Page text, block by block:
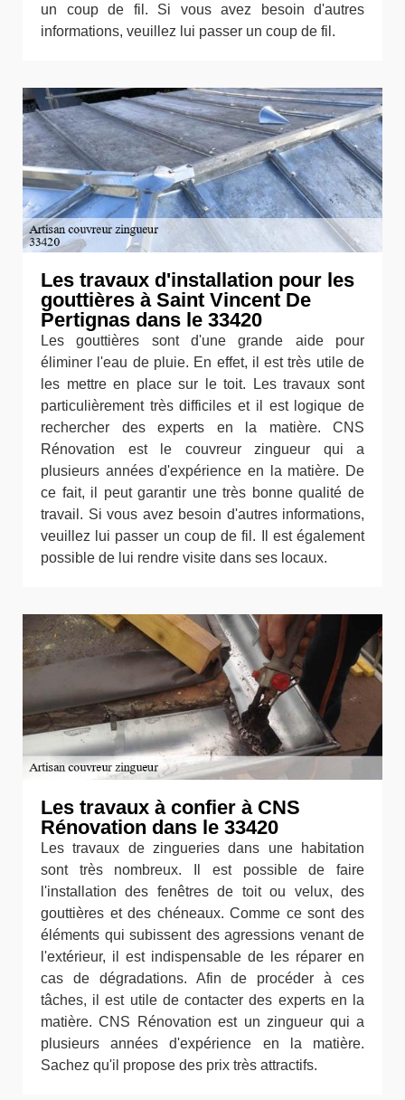
un coup de fil. Si vous avez besoin d'autres
informations, veuillez lui passer un coup de fil.
Les travaux d'installation pour les
gouttières à Saint Vincent De
Pertignas dans le 33420
Les gouttières sont d'une grande aide pour
éliminer l'eau de pluie. En effet, il est très utile de
les mettre en place sur le toit. Les travaux sont
particulièrement très difficiles et il est logique de
rechercher des experts en la matière. CNS
Rénovation est le couvreur zingueur qui a
plusieurs années d'expérience en la matière. De
ce fait, il peut garantir une très bonne qualité de
travail. Si vous avez besoin d'autres informations,
veuillez lui passer un coup de fil. Il est également
possible de lui rendre visite dans ses locaux.
Les travaux à confier à CNS
Rénovation dans le 33420
Les travaux de zingueries dans une habitation
sont très nombreux. Il est possible de faire
l'installation des fenêtres de toit ou velux, des
gouttières et des chéneaux. Comme ce sont des
éléments qui subissent des agressions venant de
l'extérieur, il est indispensable de les réparer en
cas de dégradations. Afin de procéder à ces
tâches, il est utile de contacter des experts en la
matière. CNS Rénovation est un zingueur qui a
plusieurs années d'expérience en la matière.
Sachez qu'il propose des prix très attractifs.